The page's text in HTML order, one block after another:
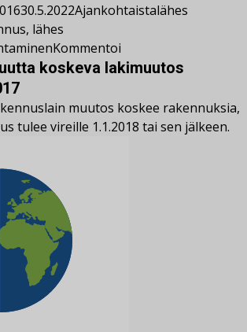
30.5.2022Ajankohtaistalähes
, lähes
Kommentoi
koskeva lakimuutos
muutos koskee rakennuksia,
tulee vireille 1.1.2018 tai sen jälkeen.